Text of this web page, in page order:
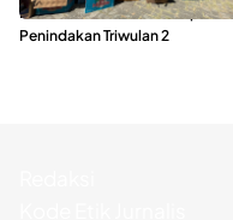
Ribuan Liter Miras Hasil Operasi
Penindakan Triwulan 2